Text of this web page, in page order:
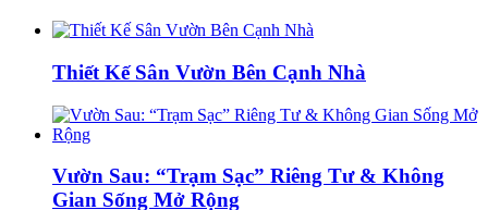
Thiết Kế Sân Vườn Bên Cạnh Nhà
Vườn Sau: “Trạm Sạc” Riêng Tư & Không
Gian Sống Mở Rộng